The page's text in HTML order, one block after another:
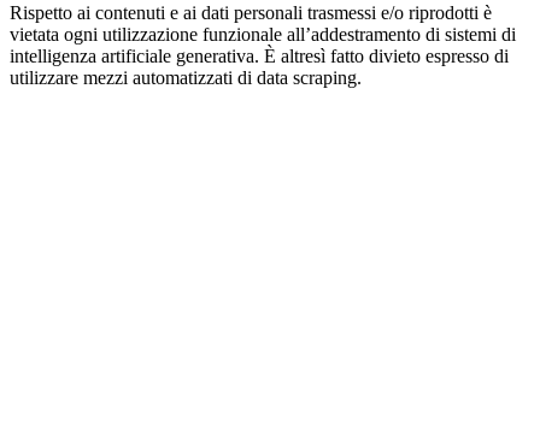
Rispetto ai contenuti e ai dati personali trasmessi e/o riprodotti è
vietata ogni utilizzazione funzionale all’addestramento di sistemi di
intelligenza artificiale generativa. È altresì fatto divieto espresso di
utilizzare mezzi automatizzati di data scraping.